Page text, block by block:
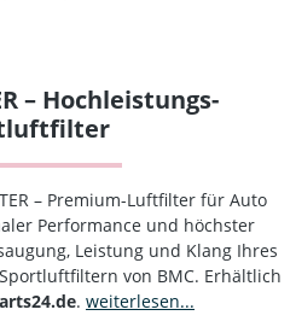
– Hochleistungs-
– Premium-Luftfilter für Auto
Performance und höchster
Leistung und Klang Ihres
von BMC. Erhältlich
. weiterlesen...